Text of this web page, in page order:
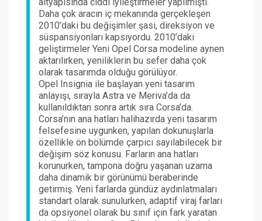
Daha çok aracın iç mekanında gerçekleşen
2010’daki bu değişimler şasi, direksiyon ve
süspansiyonları kapsıyordu. 2010’daki
geliştirmeler Yeni Opel Corsa modeline aynen
aktarılırken, yeniliklerin bu sefer daha çok
olarak tasarımda olduğu görülüyor.
Opel Insignia ile başlayan yeni tasarım
anlayışı, sırayla Astra ve Meriva’da da
kullanıldıktan sonra artık sıra Corsa’da.
Corsa’nın ana hatları halihazırda yeni tasarım
felsefesine uygunken, yapılan dokunuşlarla
özellikle ön bölümde çarpıcı sayılabilecek bir
değişim söz konusu. Farların ana hatları
korunurken, tampona doğru yaşanan uzama
daha dinamik bir görünümü beraberinde
getirmiş. Yeni farlarda gündüz aydınlatmaları
standart olarak sunulurken, adaptif viraj farları
da opsiyonel olarak bu sınıf için fark yaratan